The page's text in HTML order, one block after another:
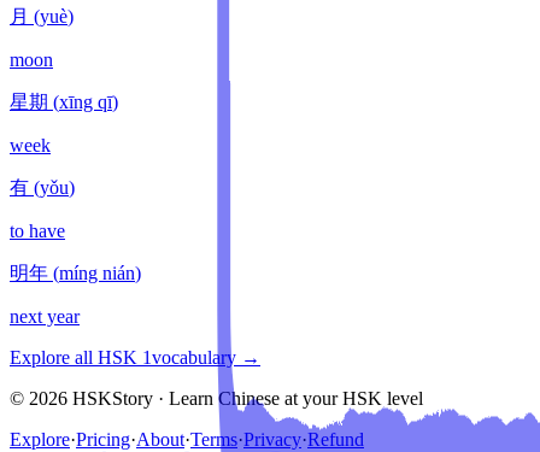
月 (yuè)
moon
星期 (xīng qī)
week
有 (yǒu)
to have
明年 (míng nián)
next year
Explore all HSK 1vocabulary →
© 2026 HSKStory · Learn Chinese at your HSK level
Explore·Pricing·About·Terms·Privacy·Refund